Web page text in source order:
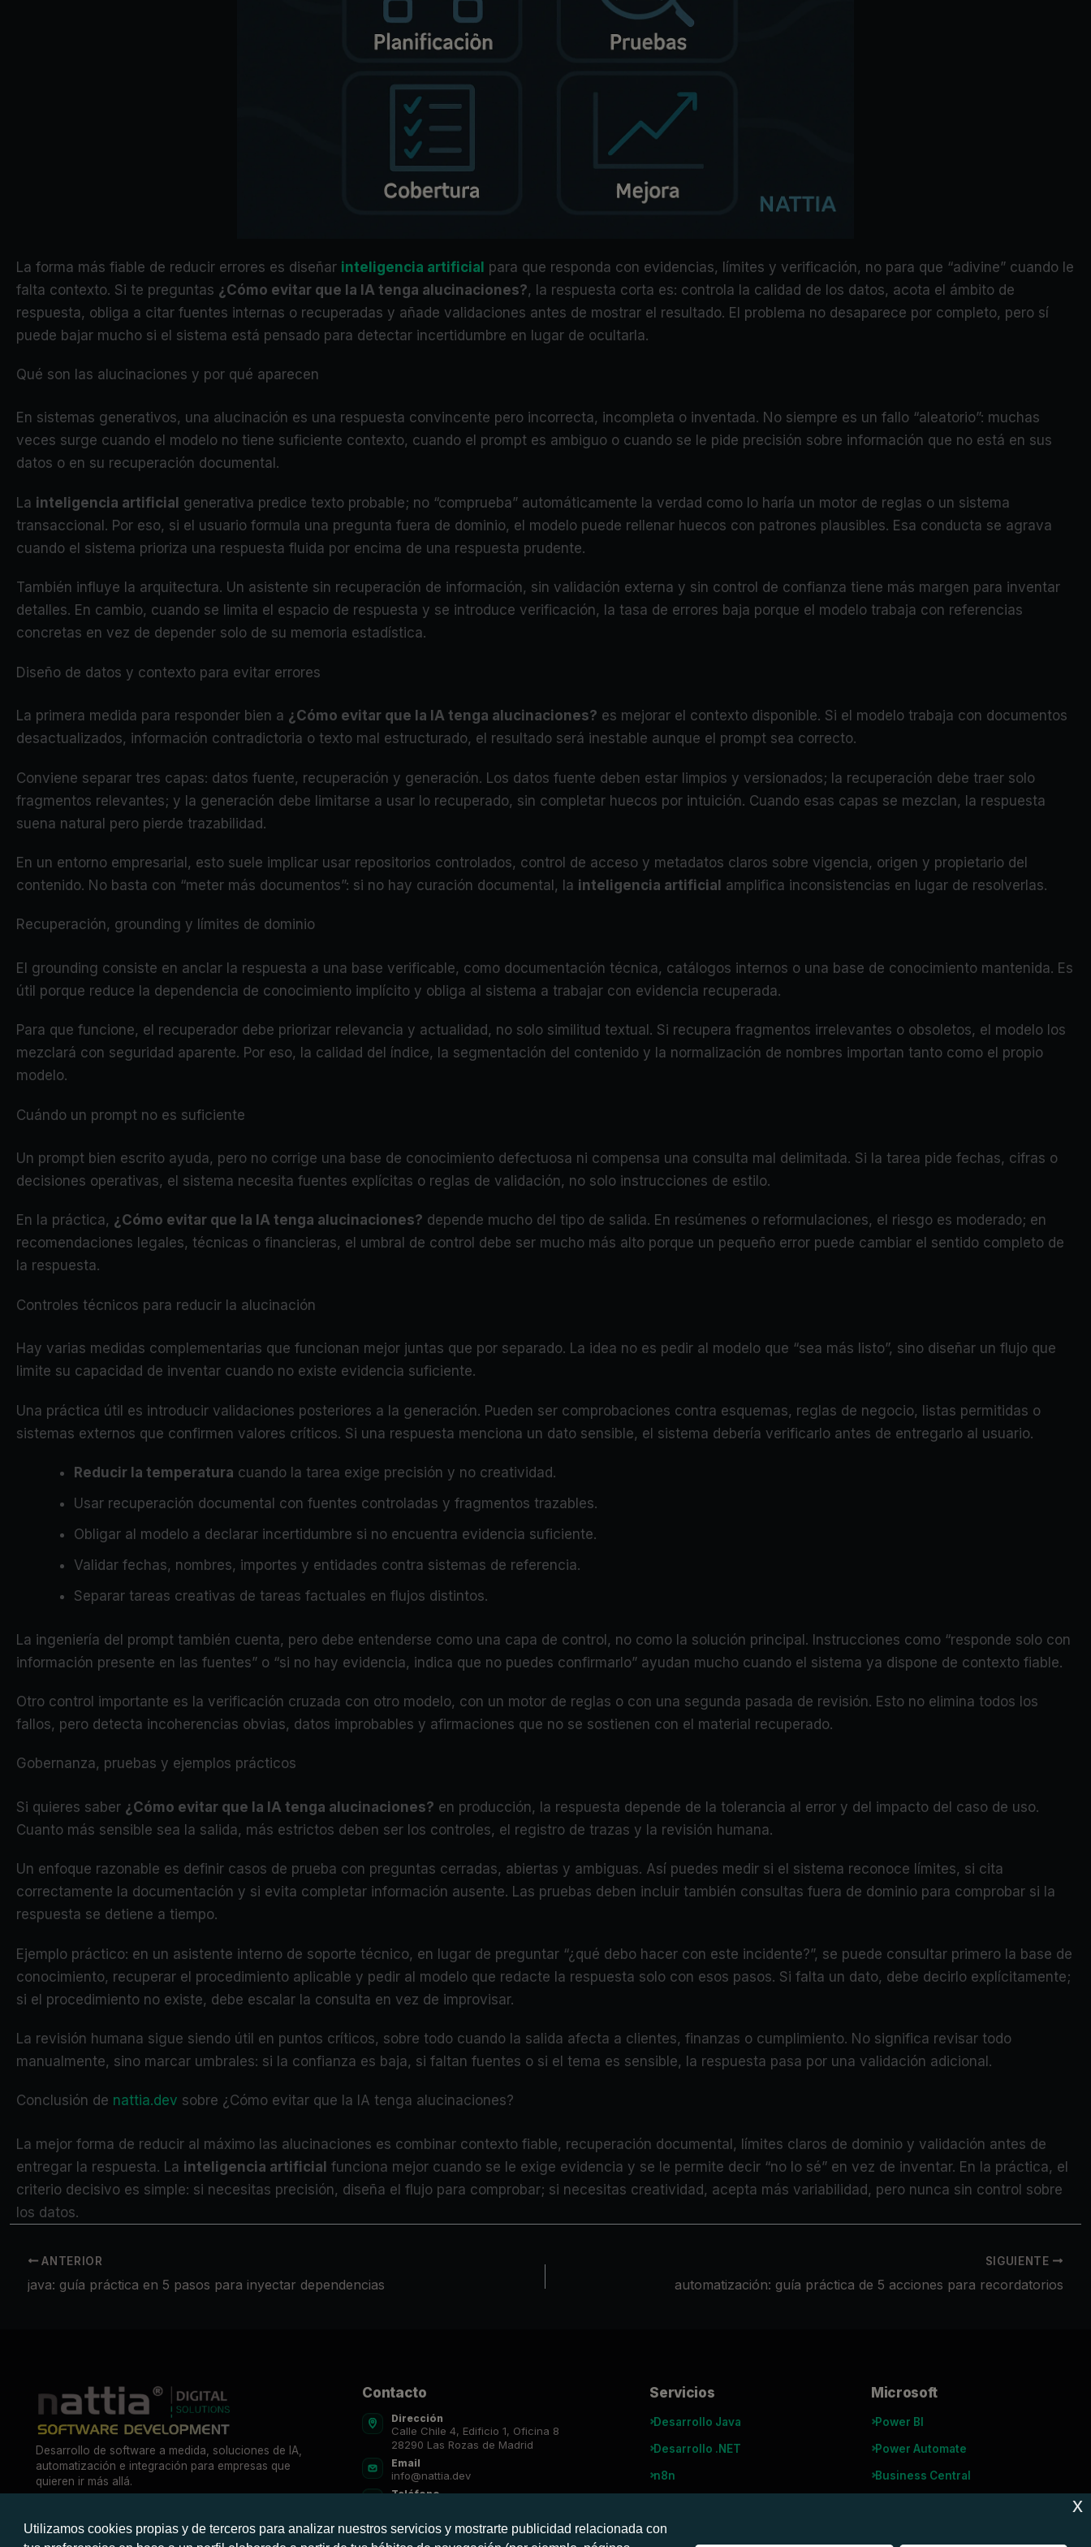
La forma más fiable de reducir errores es diseñar inteligencia artificial para que responda con evidencias, límites y verificación, no para que “adivine” cuando le
falta contexto. Si te preguntas ¿Cómo evitar que la IA tenga alucinaciones?, la respuesta corta es: controla la calidad de los datos, acota el ámbito de
respuesta, obliga a citar fuentes internas o recuperadas y añade validaciones antes de mostrar el resultado. El problema no desaparece por completo, pero sí
puede bajar mucho si el sistema está pensado para detectar incertidumbre en lugar de ocultarla.
Qué son las alucinaciones y por qué aparecen
En sistemas generativos, una alucinación es una respuesta convincente pero incorrecta, incompleta o inventada. No siempre es un fallo “aleatorio”: muchas
veces surge cuando el modelo no tiene suficiente contexto, cuando el prompt es ambiguo o cuando se le pide precisión sobre información que no está en sus
datos o en su recuperación documental.
La inteligencia artificial generativa predice texto probable; no “comprueba” automáticamente la verdad como lo haría un motor de reglas o un sistema
transaccional. Por eso, si el usuario formula una pregunta fuera de dominio, el modelo puede rellenar huecos con patrones plausibles. Esa conducta se agrava
cuando el sistema prioriza una respuesta fluida por encima de una respuesta prudente.
También influye la arquitectura. Un asistente sin recuperación de información, sin validación externa y sin control de confianza tiene más margen para inventar
detalles. En cambio, cuando se limita el espacio de respuesta y se introduce verificación, la tasa de errores baja porque el modelo trabaja con referencias
concretas en vez de depender solo de su memoria estadística.
Diseño de datos y contexto para evitar errores
La primera medida para responder bien a ¿Cómo evitar que la IA tenga alucinaciones? es mejorar el contexto disponible. Si el modelo trabaja con documentos
desactualizados, información contradictoria o texto mal estructurado, el resultado será inestable aunque el prompt sea correcto.
Conviene separar tres capas: datos fuente, recuperación y generación. Los datos fuente deben estar limpios y versionados; la recuperación debe traer solo
fragmentos relevantes; y la generación debe limitarse a usar lo recuperado, sin completar huecos por intuición. Cuando esas capas se mezclan, la respuesta
suena natural pero pierde trazabilidad.
En un entorno empresarial, esto suele implicar usar repositorios controlados, control de acceso y metadatos claros sobre vigencia, origen y propietario del
contenido. No basta con “meter más documentos”: si no hay curación documental, la inteligencia artificial amplifica inconsistencias en lugar de resolverlas.
Recuperación, grounding y límites de dominio
El grounding consiste en anclar la respuesta a una base verificable, como documentación técnica, catálogos internos o una base de conocimiento mantenida. Es
útil porque reduce la dependencia de conocimiento implícito y obliga al sistema a trabajar con evidencia recuperada.
Para que funcione, el recuperador debe priorizar relevancia y actualidad, no solo similitud textual. Si recupera fragmentos irrelevantes o obsoletos, el modelo los
mezclará con seguridad aparente. Por eso, la calidad del índice, la segmentación del contenido y la normalización de nombres importan tanto como el propio
modelo.
Cuándo un prompt no es suficiente
Un prompt bien escrito ayuda, pero no corrige una base de conocimiento defectuosa ni compensa una consulta mal delimitada. Si la tarea pide fechas, cifras o
decisiones operativas, el sistema necesita fuentes explícitas o reglas de validación, no solo instrucciones de estilo.
En la práctica, ¿Cómo evitar que la IA tenga alucinaciones? depende mucho del tipo de salida. En resúmenes o reformulaciones, el riesgo es moderado; en
recomendaciones legales, técnicas o financieras, el umbral de control debe ser mucho más alto porque un pequeño error puede cambiar el sentido completo de
la respuesta.
Controles técnicos para reducir la alucinación
Hay varias medidas complementarias que funcionan mejor juntas que por separado. La idea no es pedir al modelo que “sea más listo”, sino diseñar un flujo que
limite su capacidad de inventar cuando no existe evidencia suficiente.
Una práctica útil es introducir validaciones posteriores a la generación. Pueden ser comprobaciones contra esquemas, reglas de negocio, listas permitidas o
sistemas externos que confirmen valores críticos. Si una respuesta menciona un dato sensible, el sistema debería verificarlo antes de entregarlo al usuario.
Reducir la temperatura cuando la tarea exige precisión y no creatividad.
Usar recuperación documental con fuentes controladas y fragmentos trazables.
Obligar al modelo a declarar incertidumbre si no encuentra evidencia suficiente.
Validar fechas, nombres, importes y entidades contra sistemas de referencia.
Separar tareas creativas de tareas factuales en flujos distintos.
La ingeniería del prompt también cuenta, pero debe entenderse como una capa de control, no como la solución principal. Instrucciones como “responde solo con
información presente en las fuentes” o “si no hay evidencia, indica que no puedes confirmarlo” ayudan mucho cuando el sistema ya dispone de contexto fiable.
Otro control importante es la verificación cruzada con otro modelo, con un motor de reglas o con una segunda pasada de revisión. Esto no elimina todos los
fallos, pero detecta incoherencias obvias, datos improbables y afirmaciones que no se sostienen con el material recuperado.
Gobernanza, pruebas y ejemplos prácticos
Si quieres saber ¿Cómo evitar que la IA tenga alucinaciones? en producción, la respuesta depende de la tolerancia al error y del impacto del caso de uso.
Cuanto más sensible sea la salida, más estrictos deben ser los controles, el registro de trazas y la revisión humana.
Un enfoque razonable es definir casos de prueba con preguntas cerradas, abiertas y ambiguas. Así puedes medir si el sistema reconoce límites, si cita
correctamente la documentación y si evita completar información ausente. Las pruebas deben incluir también consultas fuera de dominio para comprobar si la
respuesta se detiene a tiempo.
Ejemplo práctico: en un asistente interno de soporte técnico, en lugar de preguntar “¿qué debo hacer con este incidente?”, se puede consultar primero la base de
conocimiento, recuperar el procedimiento aplicable y pedir al modelo que redacte la respuesta solo con esos pasos. Si falta un dato, debe decirlo explícitamente;
si el procedimiento no existe, debe escalar la consulta en vez de improvisar.
La revisión humana sigue siendo útil en puntos críticos, sobre todo cuando la salida afecta a clientes, finanzas o cumplimiento. No significa revisar todo
manualmente, sino marcar umbrales: si la confianza es baja, si faltan fuentes o si el tema es sensible, la respuesta pasa por una validación adicional.
Conclusión de nattia.dev sobre ¿Cómo evitar que la IA tenga alucinaciones?
La mejor forma de reducir al máximo las alucinaciones es combinar contexto fiable, recuperación documental, límites claros de dominio y validación antes de
entregar la respuesta. La inteligencia artificial funciona mejor cuando se le exige evidencia y se le permite decir “no lo sé” en vez de inventar. En la práctica, el
criterio decisivo es simple: si necesitas precisión, diseña el flujo para comprobar; si necesitas creatividad, acepta más variabilidad, pero nunca sin control sobre
los datos.
ANTERIOR
java: guía práctica en 5 pasos para inyectar dependencias
SIGUIENTE
automatización: guía práctica de 5 acciones para recordatorios
Desarrollo de software a medida, soluciones de IA,
automatización e integración para empresas que
quieren ir más allá.
Contacto
Dirección
Calle Chile 4, Edificio 1, Oficina 8
28290 Las Rozas de Madrid
Email
info@nattia.dev
Teléfono
Servicios
Desarrollo Java
Desarrollo .NET
n8n
Microsoft
Power BI
Power Automate
Business Central
Utilizamos cookies propias y de terceros para analizar nuestros servicios y mostrarte publicidad relacionada con
x